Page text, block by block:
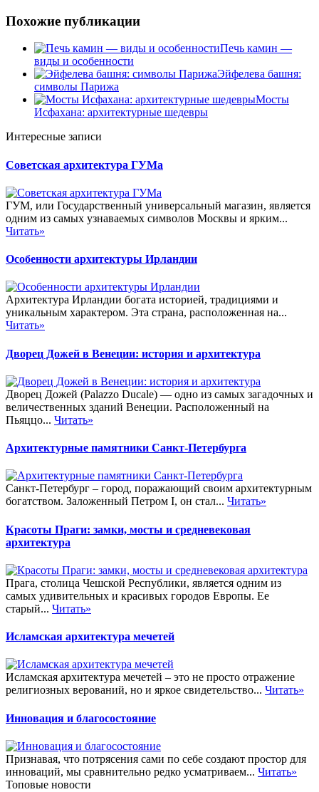
Похожие публикации
Печь камин —
виды и особенности
Эйфелева башня:
символы Парижа
Мосты
Исфахана: архитектурные шедевры
Интересные записи
Советская архитектура ГУМа
ГУМ, или Государственный универсальный магазин, является
одним из самых узнаваемых символов Москвы и ярким...
Читать»
Особенности архитектуры Ирландии
Архитектура Ирландии богата историей, традициями и
уникальным характером. Эта страна, расположенная на...
Читать»
Дворец Дожей в Венеции: история и архитектура
Дворец Дожей (Palazzo Ducale) — одно из самых загадочных и
величественных зданий Венеции. Расположенный на
Пьяццо... Читать»
Архитектурные памятники Санкт-Петербурга
Санкт-Петербург – город, поражающий своим архитектурным
богатством. Заложенный Петром I, он стал... Читать»
Красоты Праги: замки, мосты и средневековая
архитектура
Прага, столица Чешской Республики, является одним из
самых удивительных и красивых городов Европы. Ее
старый... Читать»
Исламская архитектура мечетей
Исламская архитектура мечетей – это не просто отражение
религиозных верований, но и яркое свидетельство... Читать»
Инновация и благосостояние
Признавая, что потрясения сами по себе создают простор для
инноваций, мы сравнительно редко усматриваем... Читать»
Топовые новости